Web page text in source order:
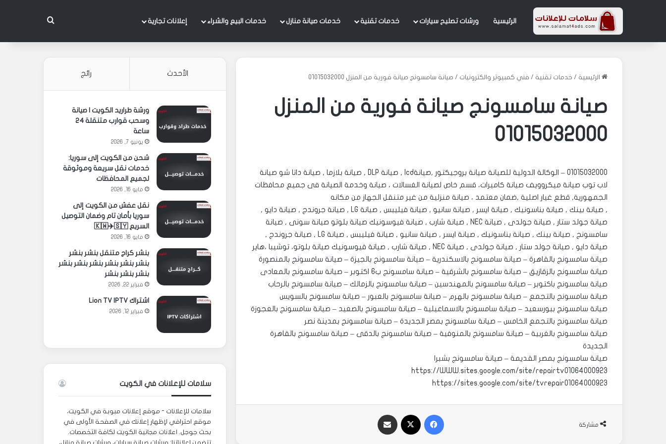
الرئيسية ورشات تصليح سيارات خدمات تقنية خدمات صيانة منازل خدمات البيع والشراء إعلانات تجارية بحث عن
الرئيسية / خدمات تقنية / فني كمبيوتر والكترونيات / صيانة سامسونج صيانة فورية من المنزل 01015032000
صيانة سامسونج صيانة فورية من المنزل
01015032000
01015032000 – الوكالة الدولية للصيانة صيانة بروجيكتور ,صيانةlcd , صيانة DLP , صيانة بلازما , صيانة داتا شو صيانة
لاب توب صيانة ميكروويف صيانة كاميرات، قسم خاص لصيانة الغسالات ، صيانة وخدمة الصيانة فى جميع محافظات
الجمهورية, قطع غيار اصلية ,ضمان معتمد ، صيانة منزلية من غير متنقل الجهاز من مكانه
, صيانة بينك , صيانة بناسونيك , صيانة ايسر , صيانة سانيو , صيانة فيليبس , صيانة LG , صيانة جروندج , صيانة دايو ,
صيانة جولد ستار , صيانة جولدى , صيانة NEC , صيانة شارب , صيانة فيوسونيك صيانة بلوتو صيانة سونى , صيانة
سامسونج , صيانة بينك , صيانة بناسونيك , صيانة ايسر , صيانة سانيو , صيانة فيليبس , صيانة LG , صيانة جروندج ,
صيانة دايو , صيانة جولد ستار , صيانة جولدى , صيانة NEC , صيانة شارب , صيانة فيوسونيك صيانة بلوتو، توشيبا ،هاير
صيانة سامسونج بالقاهرة – صيانة سامسونج بالاسكندرية – صيانة سامسونج بالجيزة – صيانة سامسونج بالمنصورة
صيانة سامسونج بالزقازيق – صيانة سامسونج بالشرقية – صيانة سامسونج ب6 اكتوبر – صيانة سامسونج بالمعادى
صيانة سامسونج باكتوبر – صيانة سامسونج بالمهندسين – صيانة سامسونج بالزمالك – صيانة سامسونج بالرحاب
صيانة سامسونج بالتجمع – صيانة سامسونج بالهرم – صيانة سامسونج بالعبور – صيانة سامسونج بالسويس
صيانة سامسونج ببورسعيد – صيانة سامسونج بالاسماعيلية – صيانة سامسونج بالصعيد – صيانة سامسونج بالعجوزة
صيانة سامسونج بالتجمع الخامس – صيانة سامسونج بمصر الجديدة – صيانة سامسونج بمدينة نصر
صيانة سامسونج بالغربية – صيانة سامسونج بالمنوفية – صيانة سامسونج بالدقى – صيانة سامسونج بالقاهرة
الجديدة
صيانة سامسونج بمصر القديمة – صيانة سامسونج بشبرا
https://WWW.sites.google.com/site/repairtv01064000923
https://sites.google.com/site/tvrepair01064000923
مشاركة
فيسبوك
الأحدث رائج
ورشة طراريد الكويت | صيانة
وسحب قوارب متنقلة 24
ساعة
يونيو 7, 2026
شحن من الكويت إلى سوريا:
خدمات نقل سريعة وموثوقة
لجميع المحافظات
مايو 16, 2026
نقل عفش من الكويت إلى
سوريا بأمان تام وضمان التوصيل
السريع 🇰🇼✈️🇸🇾
مايو 16, 2026
بنشر كراج متنقل بنشر بنشر
بنشر بنشر بنشر بنشر بنشر بنشر
بنشر بنشر بنشر
فبراير 22, 2026
اشتراك Lion TV IPTV
فبراير 12, 2026
سلامات للإعلانات في الكويت
سلامات للإعلانات - موقع إعلانات مبوبة في الكويت،
موقع احترافي لإظهار إعلانك في الصفحة الأولى في
بحث جوجل. اعلانات مجانية الكويت لكافة التخصصات.
تتضمن إعلاناتنا: ورشات صيانة سيارات، ورشات صيانة منازل،